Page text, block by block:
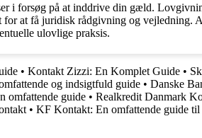
i forsøg på at inddrive din gæld.
for at få juridisk rådgivning og
ulovlige praksis.
• Kontakt Zizzi: En Komplet Guide •
og indsigtfuld guide • Danske
omfattende guide • Realkredit Danmark
• KF Kontakt: En omfattende guide